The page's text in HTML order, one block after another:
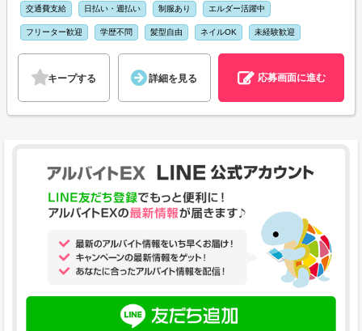
交通費支給 日払い・週払い 制服あり エルダー活躍中
フリーター歓迎 学歴不問 髪型自由 ネイルOK 未経験歓迎
キープする 詳細を見る 応募画面に進む